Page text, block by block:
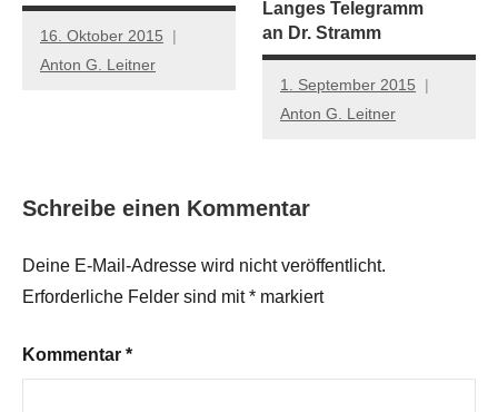
16. Oktober 2015
Anton G. Leitner
Langes Telegramm
an Dr. Stramm
1. September 2015
Anton G. Leitner
Schreibe einen Kommentar
Deine E-Mail-Adresse wird nicht veröffentlicht.
Erforderliche Felder sind mit* markiert
Kommentar *